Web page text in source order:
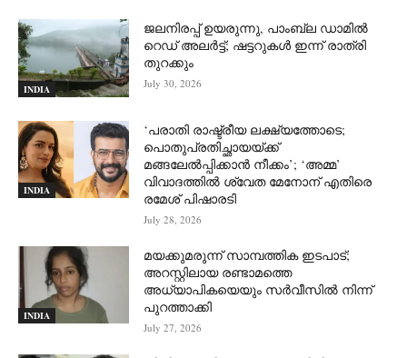
INDIA
ജലനിരപ്പ് ഉയരുന്നു, പാംബ്ല ഡാമിൽ
റെഡ് അലർട്ട്; ഷട്ടറുകൾ ഇന്ന് രാത്രി
തുറക്കും
July 30, 2026
INDIA
‘പരാതി രാഷ്ട്രീയ ലക്ഷ്യത്തോടെ;
പൊതുപ്രതിച്ഛായയ്ക്ക്
മങ്ങലേല്‍പ്പിക്കാന്‍ നീക്കം’; ‘അമ്മ’
വിവാദത്തില്‍ ശ്വേത മേനോന് എതിരെ
രമേശ് പിഷാരടി
July 28, 2026
INDIA
മയക്കുമരുന്ന് സാമ്പത്തിക ഇടപാട്;
അറസ്റ്റിലായ രണ്ടാമത്തെ
അധ്യാപികയെയും സർവീസിൽ നിന്ന്
പുറത്താക്കി
July 27, 2026